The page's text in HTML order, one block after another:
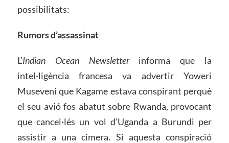
possibilitats:
Rumors d’assassinat
L’Indian Ocean Newsletterinforma que la
intel·ligència francesa va advertir Yoweri
Museveni que Kagame estava conspirant perquè
el seu avió fos abatut sobre Rwanda, provocant
que cancel·lés un vol d’Uganda a Burundi per
assistir a una cimera. Si aquesta conspiració